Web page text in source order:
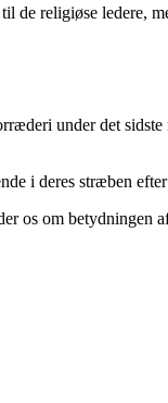
religiøse ledere,
under det
i deres stræben
os om betydningen